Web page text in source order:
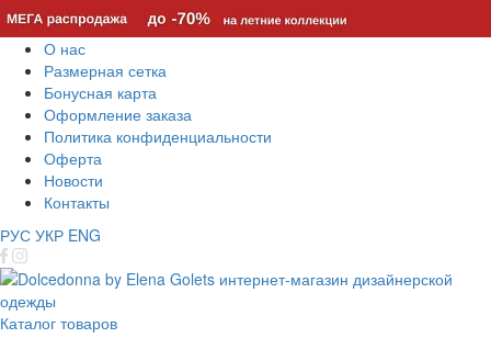
О нас
Размерная сетка
Бонусная карта
Оформление заказа
Политика конфиденциальности
Оферта
Новости
Контакты
РУС УКР ENG
Каталог товаров